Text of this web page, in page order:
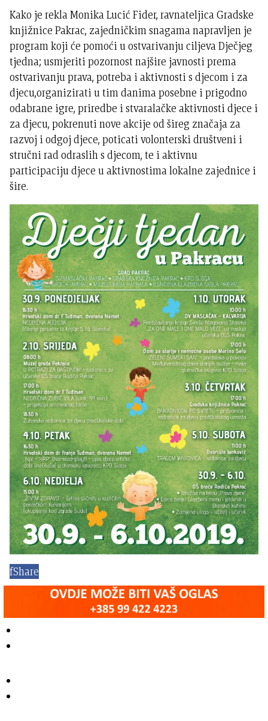
Kako je rekla Monika Lucić Fider, ravnateljica Gradske
knjižnice Pakrac, zajedničkim snagama napravljen je
program koji će pomoći u ostvarivanju ciljeva Dječjeg
tjedna; usmjeriti pozornost najšire javnosti prema
ostvarivanju prava, potreba i aktivnosti s djecom i za
djecu,organizirati u tim danima posebne i prigodno
odabrane igre, priredbe i stvaralačke aktivnosti djece i
za djecu, pokrenuti nove akcije od šireg značaja za
razvoj i odgoj djece, poticati volonterski društveni i
stručni rad odraslih s djecom, te i aktivnu
participaciju djece u aktivnostima lokalne zajednice i
šire.
fShare